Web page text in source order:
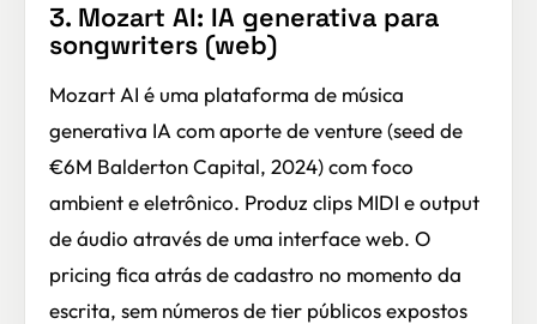
3. Mozart AI: IA generativa para
songwriters (web)
Mozart AI é uma plataforma de música
generativa IA com aporte de venture (seed de
€6M Balderton Capital, 2024) com foco
ambient e eletrônico. Produz clips MIDI e output
de áudio através de uma interface web. O
pricing fica atrás de cadastro no momento da
escrita, sem números de tier públicos expostos